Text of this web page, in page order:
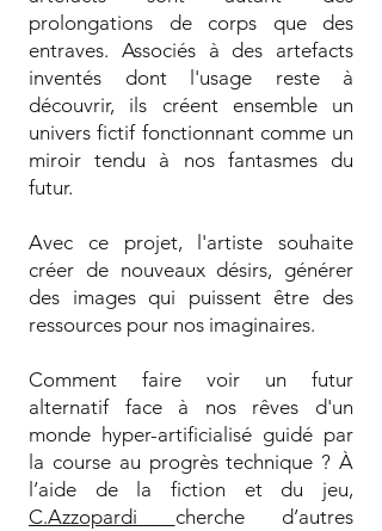
prolongations de corps que des
entraves. Associés à des artefacts
inventés dont l'usage reste à
découvrir, ils créent ensemble un
univers fictif fonctionnant comme un
miroir tendu à nos fantasmes du
futur.
Avec ce projet, l'artiste souhaite
créer de nouveaux désirs, générer
des images qui puissent être des
ressources pour nos imaginaires.
Comment faire voir un futur
alternatif face à nos rêves d'un
monde hyper-artificialisé guidé par
la course au progrès technique ? À
l’aide de la fiction et du jeu,
C.Azzopardi cherche d’autres